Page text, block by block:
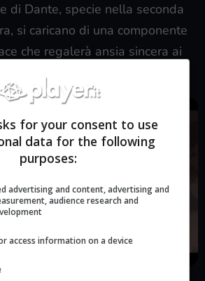
di Dante, specie nella seconda
si caricano di una componente
che regalerà ansia sincera ai
for your consent to use
data for the following
purposes:
advertising and content, advertising and
audience research and
access information on a device